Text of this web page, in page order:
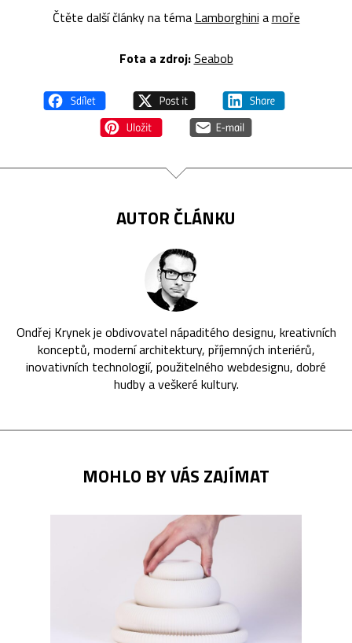
Čtěte další články na téma Lamborghini amoře
Fota a zdroj:Seabob
AUTOR ČLÁNKU
Ondřej Krynek je obdivovatel nápaditého designu, kreativních
konceptů, moderní architektury, příjemných interiérů,
inovativních technologií, použitelného webdesignu, dobré
hudby a veškeré kultury.
MOHLO BY VÁS ZAJÍMAT